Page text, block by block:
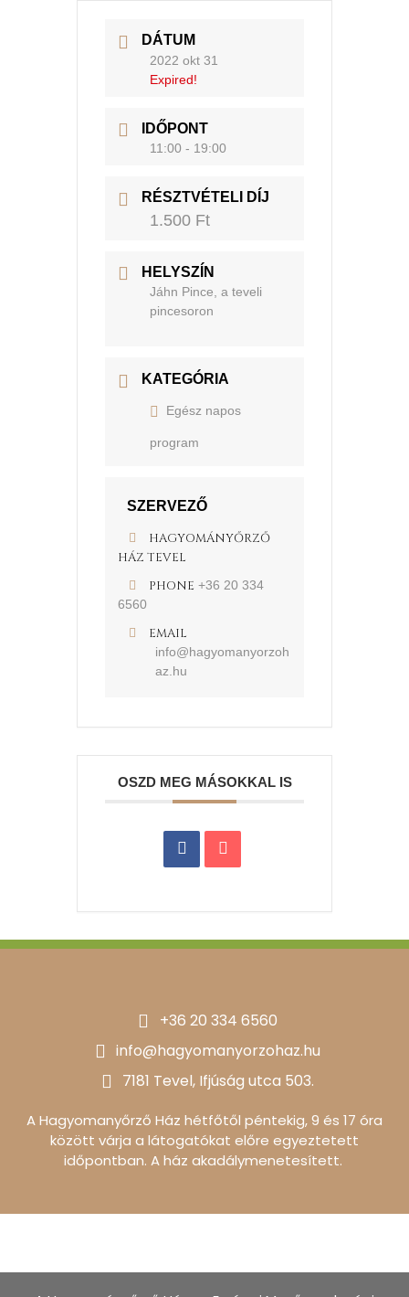
DÁTUM
2022 okt 31
Expired!
IDŐPONT
11:00 - 19:00
RÉSZTVÉTELI DÍJ
1.500 Ft
HELYSZÍN
Jáhn Pince, a teveli
pincesoron
KATEGÓRIA
Egész napos
program
SZERVEZŐ
HAGYOMÁNYŐRZŐ
HÁZ TEVEL
PHONE +36 20 334
6560
EMAIL
info@hagyomanyorzoh
az.hu
OSZD MEG MÁSOKKAL IS
+36 20 334 6560
info@hagyomanyorzohaz.hu
7181 Tevel, Ifjúság utca 503.
A Hagyomanyőrző Ház hétfőtől péntekig, 9 és 17 óra
között várja a látogatókat előre egyeztetett
időpontban. A ház akadálymenetesített.